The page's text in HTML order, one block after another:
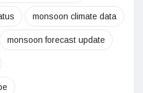
monsoon climate data
monsoon forecast update